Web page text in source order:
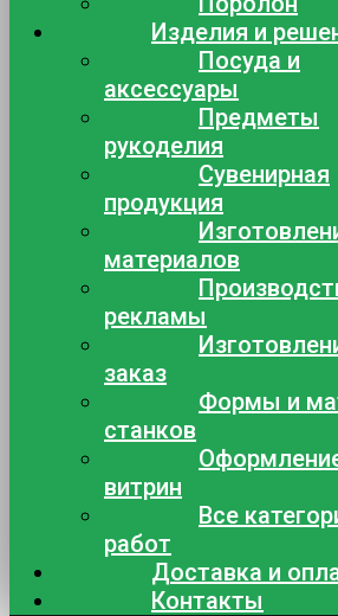
Изделия и
Посуда и
аксессуары
Предметы
рукоделия
Сувенирная
продукция
материалов
рекламы
заказ
Формы и
станков
витрин
Все
работ
Доставка и
Контакты